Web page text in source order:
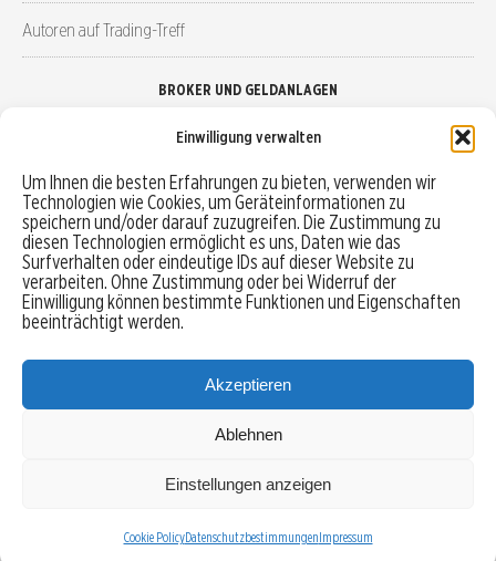
Einwilligung verwalten
Um Ihnen die besten Erfahrungen zu bieten, verwenden wir
Technologien wie Cookies, um Geräteinformationen zu
speichern und/oder darauf zuzugreifen. Die Zustimmung zu
diesen Technologien ermöglicht es uns, Daten wie das
Surfverhalten oder eindeutige IDs auf dieser Website zu
verarbeiten. Ohne Zustimmung oder bei Widerruf der
Einwilligung können bestimmte Funktionen und Eigenschaften
beeinträchtigt werden.
Akzeptieren
Ablehnen
Einstellungen anzeigen
Cookie PolicyDatenschutzbestimmungenImpressum
Autoren auf Trading-Treff
BROKER UND GELDANLAGEN
Robo-Advisor vergleichen
Depotvergleich
Festgeld vergleichen
Tagesgeld vergleichen